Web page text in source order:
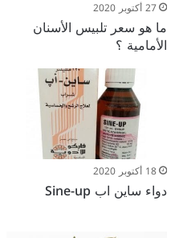
27 أكتوبر 2020
ما هو سعر تلبيس الأسنان
الأمامية ؟
18 أكتوبر 2020
دواء ساين اب Sine-up